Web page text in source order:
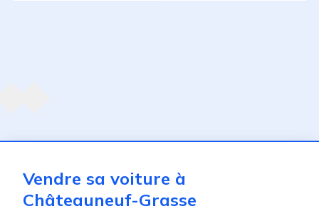
Vendre sa voiture à
Châteauneuf-Grasse